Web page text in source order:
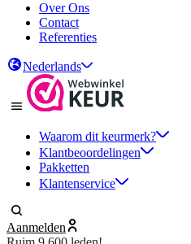
Over Ons
Contact
Referenties
Nederlands
Waarom dit keurmerk?
Klantbeoordelingen
Pakketten
Klantenservice
Aanmelden